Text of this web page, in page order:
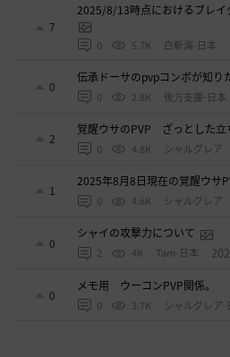
7
2025/8/13時点におけるブレイ
0 5.7K 白斬海-日本
0
伝承ドーサのpvpコンボが知り
0 2.8K 後方支援-日本
2
覚醒ウサのPVP ざっとした立
0 4.8K シャルグレア
1
2025年8月8日現在の覚醒ウ
0 4.6K シャルグレア
0
シャイの攻撃力について
2 4K Tam-日本
0
メモ用 ウーコンPVP関係。
0 3.7K シャルグレア-